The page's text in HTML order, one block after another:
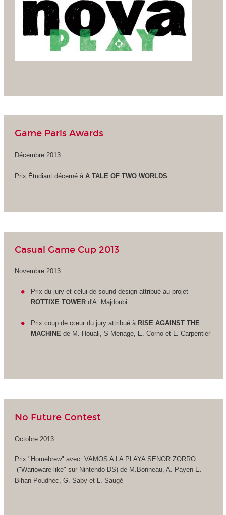
Game Paris Awards
Décembre 2013
Prix Étudiant décerné àA TALE OF TWO WORLDS
Casual Game Cup 2013
Novembre 2013
Prix du jury et celui de sound design attribué au projet
ROTTIXE TOWER d'A. Majdoubi
Prix coup de cœur du jury attribué à RISE AGAINST THE
MACHINE de M. Houali, S Menage, E. Corno et L. Carpentier
No Future Contest
Octobre 2013
Prix "Homebrew" avec VAMOS A LA PLAYA SENOR ZORRO
("Warioware-like" sur Nintendo DS) de M.Bonneau, A. Payen E.
Bihan-Poudhec, G. Saby et L. Saugé